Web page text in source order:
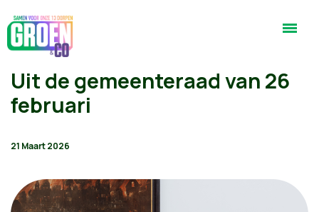
Uit de gemeenteraad van 26
februari
21 Maart 2026